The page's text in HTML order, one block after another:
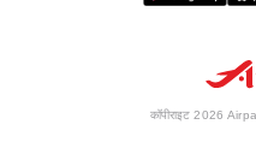
कॉपीराइट 2026